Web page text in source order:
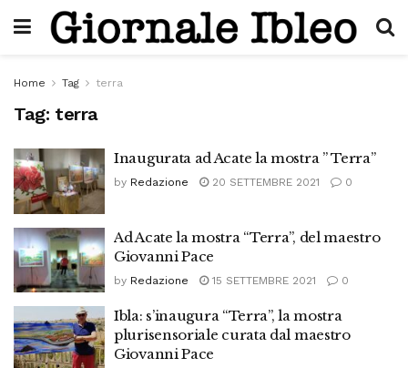
Home Tag terra
Tag: terra
Inaugurata ad Acate la mostra ” Terra”
by Redazione 20 SETTEMBRE 2021 0
Ad Acate la mostra “Terra”, del maestro
Giovanni Pace
by Redazione 15 SETTEMBRE 2021 0
Ibla: s’inaugura “Terra”, la mostra
plurisensoriale curata dal maestro
Giovanni Pace